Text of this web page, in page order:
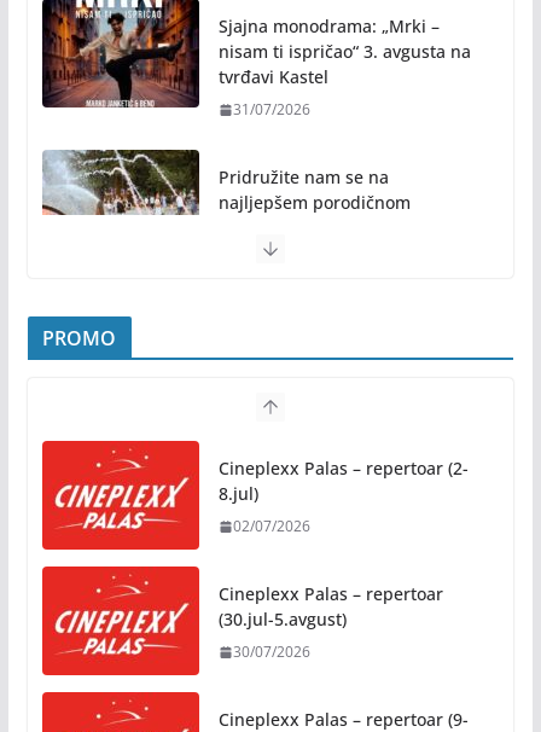
Sjajna monodrama: „Mrki –
nisam ti ispričao“ 3. avgusta na
tvrđavi Kastel
31/07/2026
Pridružite nam se na
najljepšem porodičnom
avgust, od 19.00 časova, u
Novo mjesto u našem gradu: Otvoren amfiteatar
kod Pravnog fakulteta
31/07/2026
Na jesen počinje novo poglavlje
za Banju Luku: Starčevica
dobija prvu senzornu baštu u
05/08/2026
PROMO
Cineplexx Palas – repertoar (2-
8.jul)
02/07/2026
Cineplexx Palas – repertoar
(30.jul-5.avgust)
30/07/2026
Cineplexx Palas – repertoar (9-